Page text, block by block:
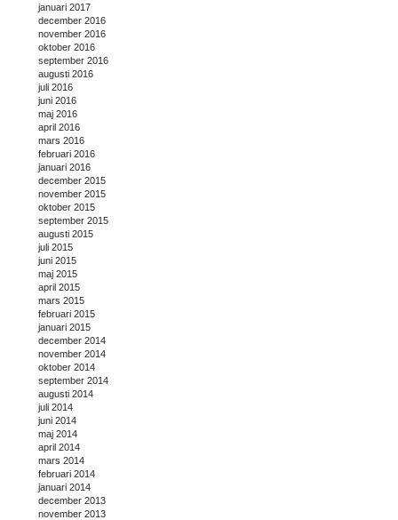
januari 2017
december 2016
november 2016
oktober 2016
september 2016
augusti 2016
juli 2016
juni 2016
maj 2016
april 2016
mars 2016
februari 2016
januari 2016
december 2015
november 2015
oktober 2015
september 2015
augusti 2015
juli 2015
juni 2015
maj 2015
april 2015
mars 2015
februari 2015
januari 2015
december 2014
november 2014
oktober 2014
september 2014
augusti 2014
juli 2014
juni 2014
maj 2014
april 2014
mars 2014
februari 2014
januari 2014
december 2013
november 2013